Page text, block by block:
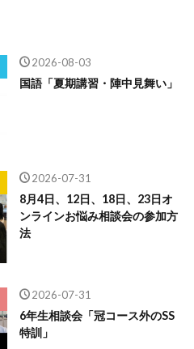
2026-08-03
国語「夏期講習・陣中見舞い」
2026-07-31
8月4日、12日、18日、23日オ
ンラインお悩み相談会の参加方
法
2026-07-31
6年生相談会「冠コース外のSS
特訓」